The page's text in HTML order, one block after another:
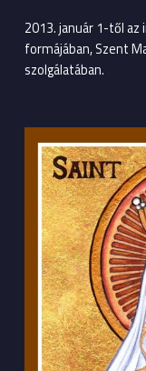
2013. január 1-től
formájában, Szent
szolgálatában.